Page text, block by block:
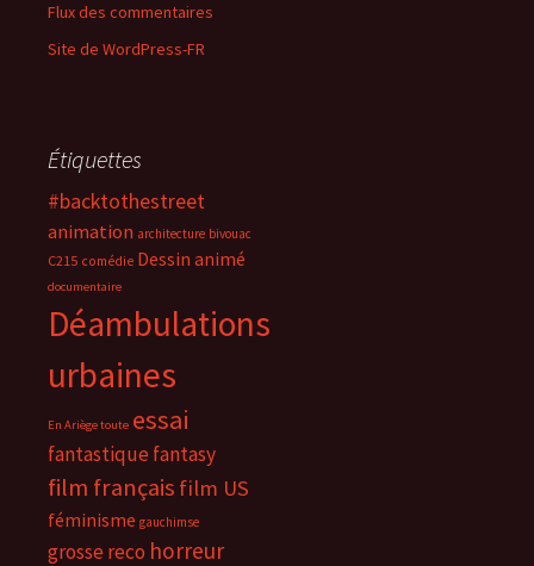
Flux des commentaires
Site de WordPress-FR
Étiquettes
#backtothestreet
animation architecture bivouac
C215 comédie Dessin animé
documentaire
Déambulations
urbaines
En Ariège toute essai
fantastiquefantasy
film français film US
féminisme gauchimse
grosse reco horreur